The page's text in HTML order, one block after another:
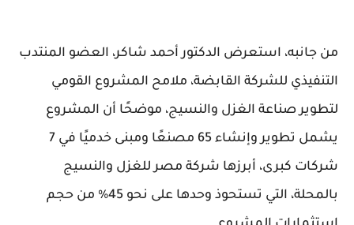
من جانبه، استعرض الدكتور أحمد شاكر، العضو المنتدب
التنفيذي للشركة القابضة، ملامح المشروع القومي
لتطوير صناعة الغزل والنسيج، موضحًا أن المشروع
يشمل تطوير وإنشاء 65 مصنعًا ومبنى خدميًا في 7
شركات كبرى، أبرزها شركة مصر للغزل والنسيج
بالمحلة، التي تستحوذ وحدها على نحو 45% من حجم